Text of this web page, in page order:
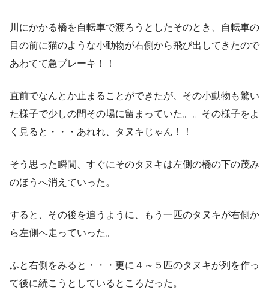
川にかかる橋を自転車で渡ろうとしたそのとき、自転車の
目の前に猫のような小動物が右側から飛び出してきたので
あわてて急ブレーキ！！
直前でなんとか止まることができたが、その小動物も驚い
た様子で少しの間その場に留まっていた。。その様子をよ
く見ると・・・あれれ、タヌキじゃん！！
そう思った瞬間、すぐにそのタヌキは左側の橋の下の茂み
のほうへ消えていった。
すると、その後を追うように、もう一匹のタヌキが右側か
ら左側へ走っていった。
ふと右側をみると・・・更に４～５匹のタヌキが列を作っ
て後に続こうとしているところだった。